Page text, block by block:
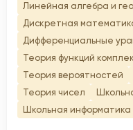
Линейная алгебра и
Дискретная
Дифференциальные
Теория функций
Теория вероятностей
Теория чисел
Школьная информатика